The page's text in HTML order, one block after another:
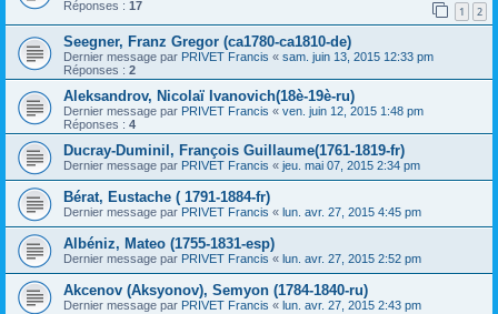
Réponses : 17 1 2
Seegner, Franz Gregor (ca1780-ca1810-de)
Dernier message par PRIVET Francis « sam. juin 13, 2015 12:33 pm
Réponses : 2
Aleksandrov, Nicolaï Ivanovich(18è-19è-ru)
Dernier message par PRIVET Francis « ven. juin 12, 2015 1:48 pm
Réponses : 4
Ducray-Duminil, François Guillaume(1761-1819-fr)
Dernier message par PRIVET Francis « jeu. mai 07, 2015 2:34 pm
Bérat, Eustache ( 1791-1884-fr)
Dernier message par PRIVET Francis « lun. avr. 27, 2015 4:45 pm
Albéniz, Mateo (1755-1831-esp)
Dernier message par PRIVET Francis « lun. avr. 27, 2015 2:52 pm
Akcenov (Aksyonov), Semyon (1784-1840-ru)
Dernier message par PRIVET Francis « lun. avr. 27, 2015 2:43 pm